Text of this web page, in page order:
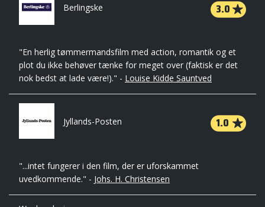
Berlingske 3.0
"En herlig tømmermandsfilm med action, romantik og et
plot du ikke behøver tænke for meget over (faktisk er det
nok bedst at lade være!)." - Louise Kidde Sauntved
Jyllands-Posten 1.0
"...intet fungerer i den film, der er uforskammet
uvedkommende." - Johs. H. Christensen